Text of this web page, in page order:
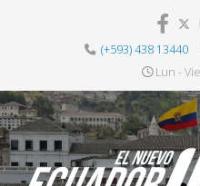
(+593) 438 13440
Lun -